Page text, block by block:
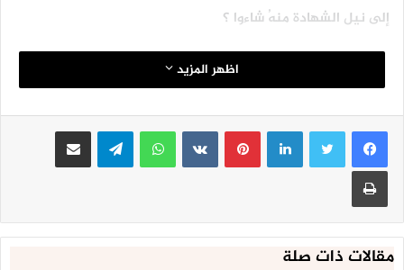
إلى نيل الشهادة منهُ شاءوا ؟
مضوا ما هدّهم في الله داءُ
ولم يتألموا إلا اشتياقاً
إلى الجبهات شاقهُمُ الفداءُ
فنخجلُ إن تألمنا عليهم
اظهر المزيد
لينكدإنبينتيريست واتساب تيلقرام مشاركة عبر البريد
طباعة
مقالات ذات صلة